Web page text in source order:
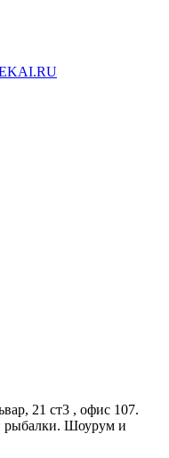
21 ст3 , офис 107.
рыбалки. Шоурум и